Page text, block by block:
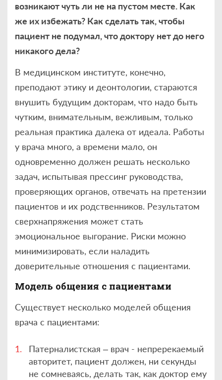
возникают чуть ли не на пустом месте. Как
же их избежать? Как сделать так, чтобы
пациент не подумал, что доктору нет до него
никакого дела?
В медицинском институте, конечно,
преподают этику и деонтологии, стараются
внушить будущим докторам, что надо быть
чутким, внимательным, вежливым, только
реальная практика далека от идеала. Работы
у врача много, а времени мало, он
одновременно должен решать несколько
задач, испытывая прессинг руководства,
проверяющих органов, отвечать на претензии
пациентов и их родственников. Результатом
сверхнапряжения может стать
эмоциональное выгорание. Риски можно
минимизировать, если наладить
доверительные отношения с пациентами.
Модель общения с пациентами
Существует несколько моделей общения
врача с пациентами:
Патерналистская – врач - непререкаемый
авторитет, пациент должен, ни секунды
не сомневаясь, делать так, как доктор ему